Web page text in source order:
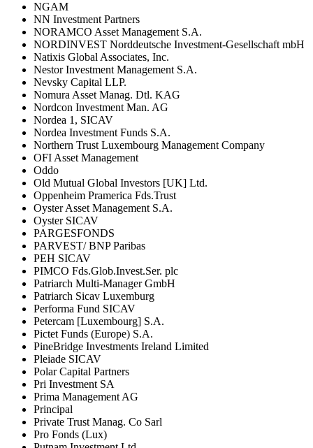
NGAM
NN Investment Partners
NORAMCO Asset Management S.A.
NORDINVEST Norddeutsche Investment-Gesellschaft mbH
Natixis Global Associates, Inc.
Nestor Investment Management S.A.
Nevsky Capital LLP.
Nomura Asset Manag. Dtl. KAG
Nordcon Investment Man. AG
Nordea 1, SICAV
Nordea Investment Funds S.A.
Northern Trust Luxembourg Management Company
OFI Asset Management
Oddo
Old Mutual Global Investors [UK] Ltd.
Oppenheim Pramerica Fds.Trust
Oyster Asset Management S.A.
Oyster SICAV
PARGESFONDS
PARVEST/ BNP Paribas
PEH SICAV
PIMCO Fds.Glob.Invest.Ser. plc
Patriarch Multi-Manager GmbH
Patriarch Sicav Luxemburg
Performa Fund SICAV
Petercam [Luxembourg] S.A.
Pictet Funds (Europe) S.A.
PineBridge Investments Ireland Limited
Pleiade SICAV
Polar Capital Partners
Pri Investment SA
Prima Management AG
Principal
Private Trust Manag. Co Sarl
Pro Fonds (Lux)